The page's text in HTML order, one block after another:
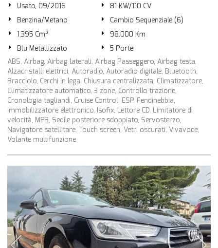
Usato, 09/2016
81 KW/110 CV
Benzina/Metano
Cambio Sequenziale (6)
1.395 Cm³
98.000 Km
Blu Metallizzato
5 Porte
ABS, Airbag, Airbag laterali, Airbag Passeggero, Airbag testa,
Alzacristalli elettrici, Autoradio, Autoradio digitale, Bluetooth,
Bracciolo, Cerchi in lega, Chiusura centralizzata, Climatizzatore,
Climatizzatore automatico, 3 zone, Controllo trazione,
Cronologia tagliandi, Cruise Control, ESP, Fendinebbia,
Immobilizzatore elettronico, Isofix, Lettore CD, Limitatore di
velocità, MP3, Sedile posteriore sdoppiato, Servosterzo,
Navigatore satellitare, Touch screen, Vetri oscurati, Vivavoce,
Volante multifunzione